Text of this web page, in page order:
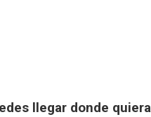
llegar donde